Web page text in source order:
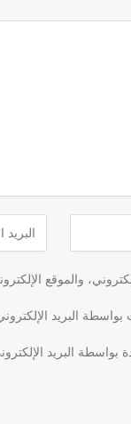
والموقع
بواسطة البريد
بواسطة البريد